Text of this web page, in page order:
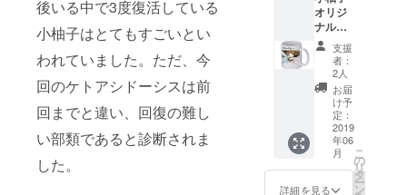
後いる中で3度復活している
小柚子はとてもすごいとい
われていました。ただ、今
回のケトアシドーシスは前
回までと違い、回復の難し
い部類であると診断されま
した。
オリジ
ナルマ
グカッ
プ 小柚
子の写
真がプ
リント
された
マグ
カップ
をお送
りしま
す！ ※
支援
者：
2人
お届
け予
定：
2019
年06
月
詳細を見る
こ
の
リ
タ
ー
ン